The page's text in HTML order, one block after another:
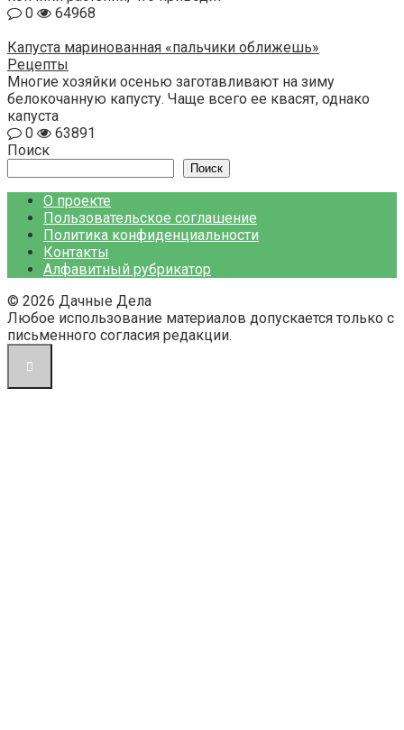
0
64968
Капуста маринованная «пальчики оближешь»
Рецепты
Многие хозяйки осенью заготавливают на зиму
белокочанную капусту. Чаще всего ее квасят, однако
капуста
0
63891
Поиск
Поиск
О проекте
Пользовательское соглашение
Политика конфиденциальности
Контакты
Алфавитный рубрикатор
© 2026 Дачные Дела
Любое использование материалов допускается только с
письменного согласия редакции.